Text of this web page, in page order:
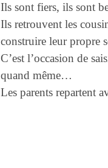
Ils sont fiers, ils sont
Ils retrouvent les
construire leur propre
C’est l’occasion de
quand même…
Les parents repartent